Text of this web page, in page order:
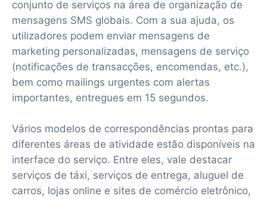
conjunto de serviços na área de organização de
mensagens SMS globais. Com a sua ajuda, os
utilizadores podem enviar mensagens de
marketing personalizadas, mensagens de serviço
(notificações de transacções, encomendas, etc.),
bem como mailings urgentes com alertas
importantes, entregues em 15 segundos.
Vários modelos de correspondências prontas para
diferentes áreas de atividade estão disponíveis na
interface do serviço. Entre eles, vale destacar
serviços de táxi, serviços de entrega, aluguel de
carros, lojas online e sites de comércio eletrônico,